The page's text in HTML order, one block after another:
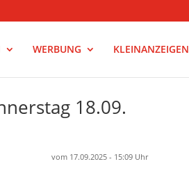
WERBUNG KLEINANZEIGEN
18.09.
vom 17.09.2025 - 15:09 Uhr